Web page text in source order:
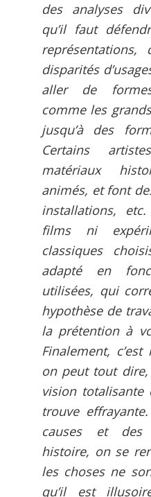
des analyses
qu’il faut
disparités
aller de
comme les
jusqu’à des
Certains
matériaux
animés, et font
installations,
films ni
classiques
adapté en
utilisées, qui
hypothèse de
la prétention à
Finalement,
on peut tout
vision totalisante
trouve
causes et des
histoire, on se
les choses ne
qu’il est